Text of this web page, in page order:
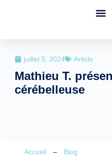
juillet 5, 2024 Article
Mathieu T.
cérébelleuse
Accueil – Blog